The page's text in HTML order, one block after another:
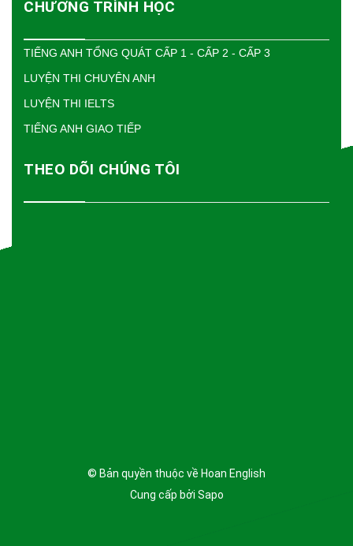
CHƯƠNG TRÌNH HỌC
TIẾNG ANH TỔNG QUÁT CẤP 1 - CẤP 2 - CẤP 3
LUYỆN THI CHUYÊN ANH
LUYỆN THI IELTS
TIẾNG ANH GIAO TIẾP
THEO DÕI CHÚNG TÔI
© Bản quyền thuộc về Hoan English
Cung cấp bởi Sapo